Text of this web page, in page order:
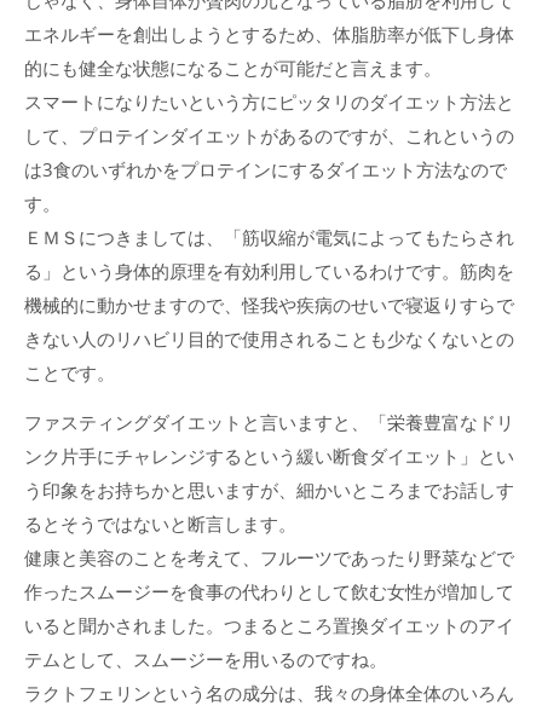
エネルギーを創出しようとするため、体脂肪率が低下し身体
的にも健全な状態になることが可能だと言えます。
スマートになりたいという方にピッタリのダイエット方法と
して、プロテインダイエットがあるのですが、これというの
は3食のいずれかをプロテインにするダイエット方法なので
す。
ＥＭＳにつきましては、「筋収縮が電気によってもたらされ
る」という身体的原理を有効利用しているわけです。筋肉を
機械的に動かせますので、怪我や疾病のせいで寝返りすらで
きない人のリハビリ目的で使用されることも少なくないとの
ことです。
ファスティングダイエットと言いますと、「栄養豊富なドリ
ンク片手にチャレンジするという緩い断食ダイエット」とい
う印象をお持ちかと思いますが、細かいところまでお話しす
るとそうではないと断言します。
健康と美容のことを考えて、フルーツであったり野菜などで
作ったスムージーを食事の代わりとして飲む女性が増加して
いると聞かされました。つまるところ置換ダイエットのアイ
テムとして、スムージーを用いるのですね。
ラクトフェリンという名の成分は、我々の身体全体のいろん